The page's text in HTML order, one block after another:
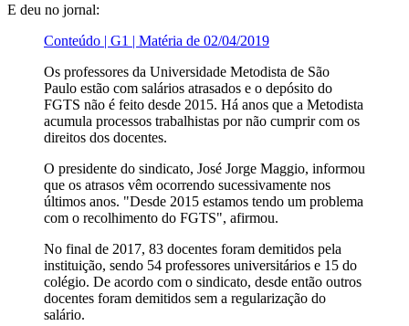
E deu no jornal:
Conteúdo | G1 | Matéria de 02/04/2019
Os professores da Universidade Metodista de São
Paulo estão com salários atrasados e o depósito do
FGTS não é feito desde 2015. Há anos que a Metodista
acumula processos trabalhistas por não cumprir com os
direitos dos docentes.
O presidente do sindicato, José Jorge Maggio, informou
que os atrasos vêm ocorrendo sucessivamente nos
últimos anos. "Desde 2015 estamos tendo um problema
com o recolhimento do FGTS", afirmou.
No final de 2017, 83 docentes foram demitidos pela
instituição, sendo 54 professores universitários e 15 do
colégio. De acordo com o sindicato, desde então outros
docentes foram demitidos sem a regularização do
salário.